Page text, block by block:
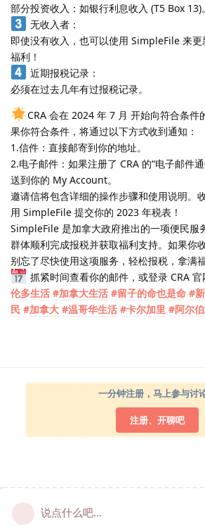
部分投资收入：如银行利息收入 (T5 Box 13)。
无收入者：
即使没有收入，也可以使用 SimpleFile 来
福利！
近期报税记录：
必须在过去几年有过报税记录。
CRA 会在 2024 年 7 月 开始向符合条件
果你符合条件，将通过以下方式收到通知：
1.信件：直接邮寄到你的地址。
2.电子邮件：如果注册了 CRA 的“电子邮件
送到你的 My Account。
邀请信将包含详细的操作步骤和使用说明。
用 SimpleFile 提交你的 2023 年税表！
SimpleFile 是加拿大政府推出的一项便民服
群体顺利完成报税并获取福利支持。如果你
别忘了尽快使用这项服务，轻松报税，拿满
抓紧时间查看你的邮件，或登录 CRA 官
伦多生活 #加拿大生活 #留子的命也是命 #
民 #加拿大 #温哥华生活 #卡尔加里 #阿尔
一分钟注册，马上参与讨论
注册、开聊吧
说点什么吧...